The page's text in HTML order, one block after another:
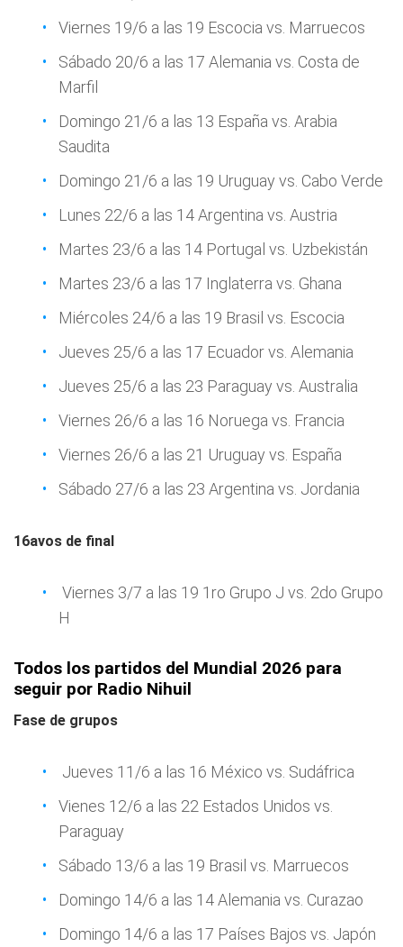
Viernes 19/6 a las 19 Escocia vs. Marruecos
Sábado 20/6 a las 17 Alemania vs. Costa de
Marfil
Domingo 21/6 a las 13 España vs. Arabia
Saudita
Domingo 21/6 a las 19 Uruguay vs. Cabo Verde
Lunes 22/6 a las 14 Argentina vs. Austria
Martes 23/6 a las 14 Portugal vs. Uzbekistán
Martes 23/6 a las 17 Inglaterra vs. Ghana
Miércoles 24/6 a las 19 Brasil vs. Escocia
Jueves 25/6 a las 17 Ecuador vs. Alemania
Jueves 25/6 a las 23 Paraguay vs. Australia
Viernes 26/6 a las 16 Noruega vs. Francia
Viernes 26/6 a las 21 Uruguay vs. España
Sábado 27/6 a las 23 Argentina vs. Jordania
16avos de final
Viernes 3/7 a las 19 1ro Grupo J vs. 2do Grupo
H
Todos los partidos del Mundial 2026 para
seguir por Radio Nihuil
Fase de grupos
Jueves 11/6 a las 16 México vs. Sudáfrica
Vienes 12/6 a las 22 Estados Unidos vs.
Paraguay
Sábado 13/6 a las 19 Brasil vs. Marruecos
Domingo 14/6 a las 14 Alemania vs. Curazao
Domingo 14/6 a las 17 Países Bajos vs. Japón